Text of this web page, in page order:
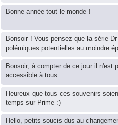
Bonne année tout le monde !
Bonsoir ! Vous pensez que la série
polémiques potentielles au moindre
Bonsoir, à compter de ce jour il
accessible à tous.
Heureux que tous ces souvenirs
temps sur Prime :)
Hello, petits soucis dus au